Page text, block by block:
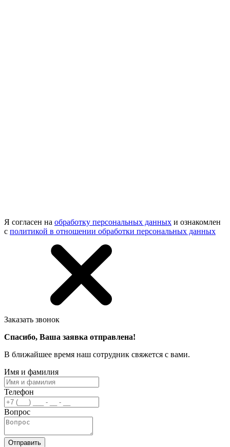
Я согласен на обработку персональных данных и ознакомлен
с политикой в отношении обработки персональных данных
Заказать звонок
Спасибо, Ваша заявка отправлена!
В ближайшее время наш сотрудник свяжется с вами.
Имя и фамилия
Телефон
Вопрос
Отправить